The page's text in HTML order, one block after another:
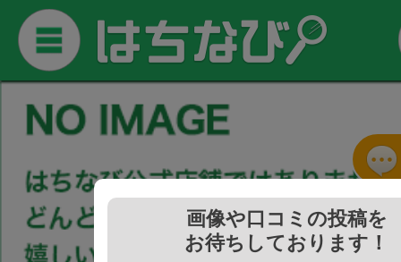
画像や口コミの投稿を
お待ちしております！